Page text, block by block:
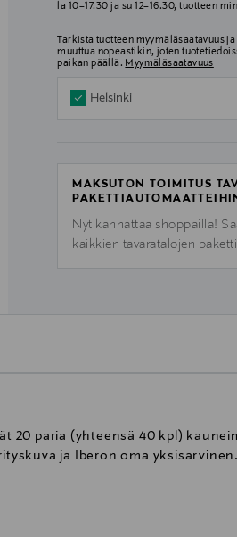
la 10–17.30 ja su 12–16.30, tuotteen
Tarkista tuotteen myymäläsaatavuus
muuttua nopeastikin, joten
paikan päällä. Myymäläsaatavuus
Helsinki
MAKSUTON TOIMITUS
Nyt kannattaa shoppailla!
kaikkien tavaratalojen
20 paria (yhteensä 40 kpl)
ja Iberon oma yksisarvinen.